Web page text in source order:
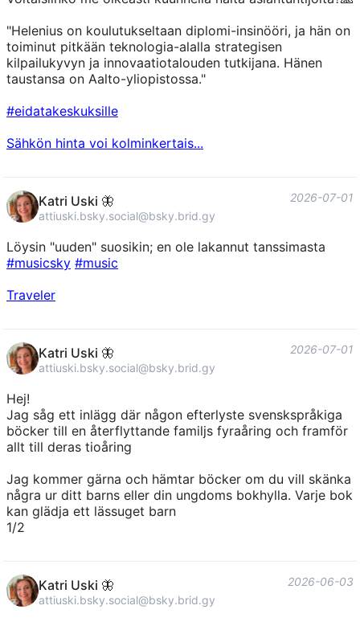
"Helenius on koulutukseltaan diplomi-insinööri, ja hän on
toiminut pitkään teknologia-alalla strategisen
kilpailukyvyn ja innovaatiotalouden tutkijana. Hänen
taustansa on Aalto-yliopistossa."
#eidatakeskuksille
Sähkön hinta voi kolminkertais...
Katri Uski 🦋
attiuski.bsky.social@bsky.brid.gy
2026-07-01
Löysin "uuden" suosikin; en ole lakannut tanssimasta
#musicsky #music
Traveler
Katri Uski 🦋
attiuski.bsky.social@bsky.brid.gy
2026-07-01
Hej!
Jag såg ett inlägg där någon efterlyste svenskspråkiga
böcker till en återflyttande familjs fyraåring och framför
allt till deras tioåring
Jag kommer gärna och hämtar böcker om du vill skänka
några ur ditt barns eller din ungdoms bokhylla. Varje bok
kan glädja ett lässuget barn
1/2
Katri Uski 🦋
attiuski.bsky.social@bsky.brid.gy
2026-06-03